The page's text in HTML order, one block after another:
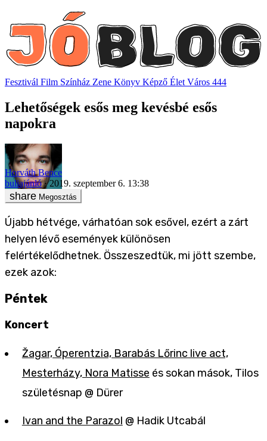
Fesztivál Film Színház Zene Könyv Képző Élet Város 444
Lehetőségek esős meg kevésbé esős
napokra
Horváth Bence
buliajánló
2019. szeptember 6. 13:38
Megosztás
Újabb hétvége, várhatóan sok esővel, ezért a zárt
helyen lévő események különösen
felértékelődhetnek. Összeszedtük, mi jött szembe,
ezek azok:
Péntek
Koncert
Žagar, Óperentzia, Barabás Lőrinc live act,
Mesterházy, Nora Matisse és sokan mások, Tilos
születésnap @ Dürer
Ivan and the Parazol @ Hadik Utcabál